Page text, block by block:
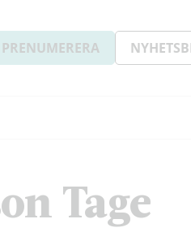
PRENUMERERA
Tage